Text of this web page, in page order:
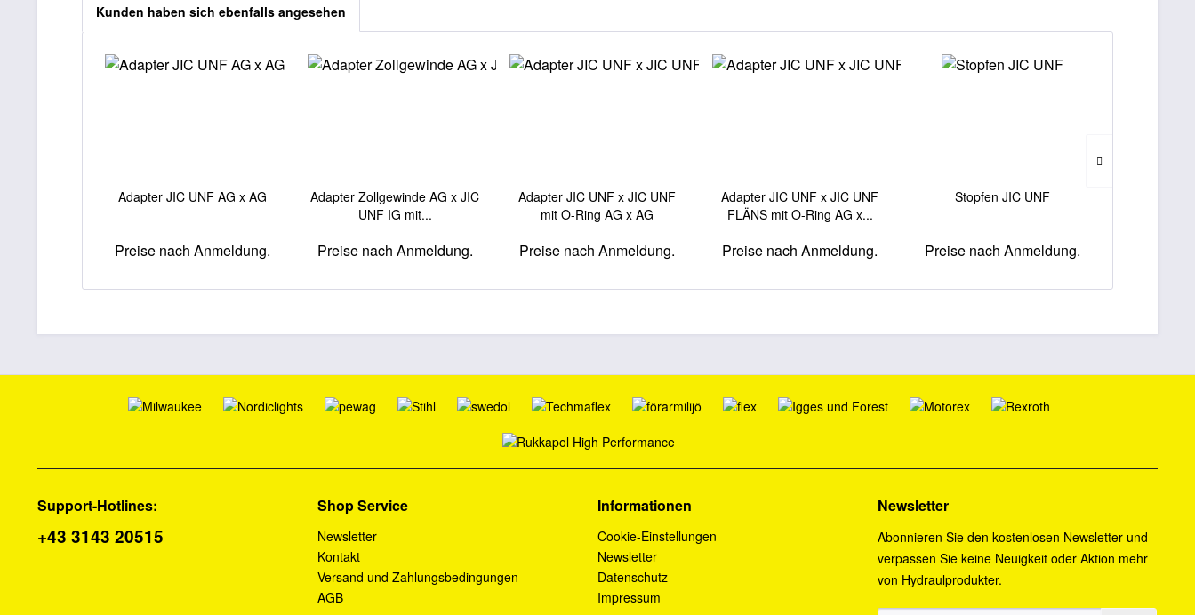
Kunden haben sich ebenfalls angesehen
Adapter JIC UNF AG x AG
Preise nach Anmeldung.
Adapter Zollgewinde AG x JIC
UNF IG mit...
Preise nach Anmeldung.
Adapter JIC UNF x JIC UNF
mit O-Ring AG x AG
Preise nach Anmeldung.
Adapter JIC UNF x JIC UNF
FLÄNS mit O-Ring AG x...
Preise nach Anmeldung.
Stopfen JIC UNF
Preise nach Anmeldung.
Support-Hotlines:
+43 3143 20515
Shop Service
Newsletter
Kontakt
Versand und Zahlungsbedingungen
AGB
Informationen
Cookie-Einstellungen
Newsletter
Datenschutz
Impressum
Newsletter
Abonnieren Sie den kostenlosen Newsletter und
verpassen Sie keine Neuigkeit oder Aktion mehr
von Hydraulprodukter.